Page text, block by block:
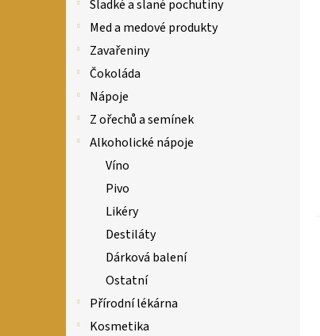
Sladké a slané pochutiny
Med a medové produkty
Zavařeniny
Čokoláda
Nápoje
Z ořechů a semínek
Alkoholické nápoje
Víno
Pivo
Likéry
Destiláty
Dárková balení
Ostatní
Přírodní lékárna
Kosmetika